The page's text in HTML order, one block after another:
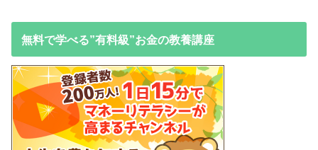
無料で学べる”有料級”お金の教養講座